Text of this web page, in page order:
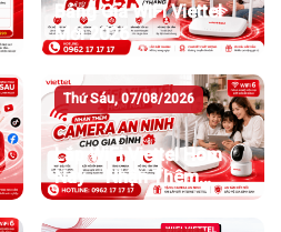
Bảng Giá WiFi Viettel
Mới 2026
Thứ Sáu, 07/08/2026
Lắp WiFi Viettel Hôm
Nay – Nhận Thêm
Camera An Ninh